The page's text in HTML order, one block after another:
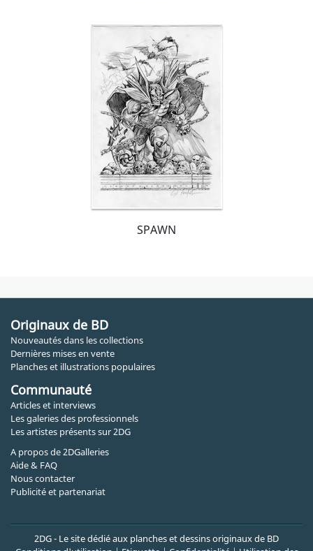
SPAWN
Originaux de BD
Nouveautés dans les collections
Dernières mises en vente
Planches et illustrations populaires
Communauté
Articles et interviews
Les galeries des professionnels
Les artistes présents sur 2DG
A propos de 2DGalleries
Aide & FAQ
Nous contacter
Publicité et partenariat
2DG - Le site dédié aux planches et dessins originaux de BD